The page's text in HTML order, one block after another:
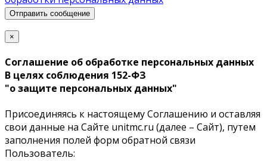
Отправить сообщение
×
Соглашение об обработке персональных данных
В целях соблюдения 152-ФЗ
"о защите персональных данных"
Присоединяясь к настоящему Соглашению и оставляя
свои данные на Сайте unitmc.ru (далее – Сайт), путем
заполнения полей форм обратной связи
Пользователь: